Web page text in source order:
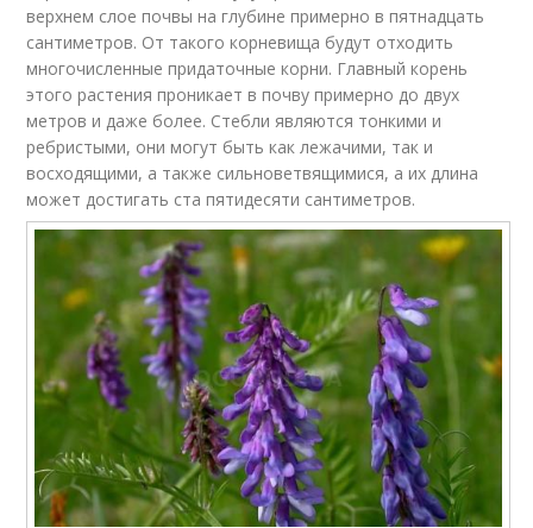
верхнем слое почвы на глубине примерно в пятнадцать
сантиметров. От такого корневища будут отходить
многочисленные придаточные корни. Главный корень
этого растения проникает в почву примерно до двух
метров и даже более. Стебли являются тонкими и
ребристыми, они могут быть как лежачими, так и
восходящими, а также сильноветвящимися, а их длина
может достигать ста пятидесяти сантиметров.